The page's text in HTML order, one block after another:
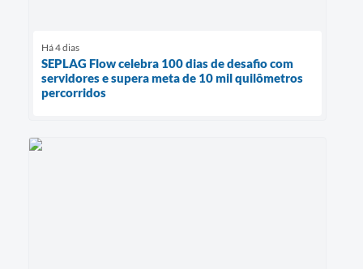
Há 4 dias
SEPLAG Flow celebra 100 dias de desafio com
servidores e supera meta de 10 mil quilômetros
percorridos